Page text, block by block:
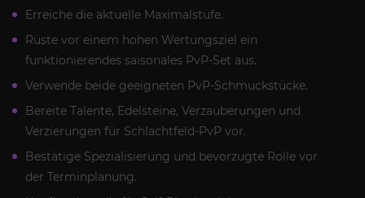
Erreiche die aktuelle Maximalstufe.
Rüste vor einem hohen Wertungsziel ein
funktionierendes saisonales PvP-Set aus.
Verwende beide geeigneten PvP-Schmuckstücke.
Bereite Talente, Edelsteine, Verzauberungen und
Verzierungen für Schlachtfeld-PvP vor.
Bestätige Spezialisierung und bevorzugte Rolle vor
der Terminplanung.